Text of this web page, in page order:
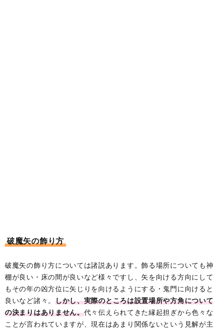
破魔矢の飾り方
破魔矢の飾り方については諸説あります。飾る場所についても神
棚が良い・床の間が良いなど様々ですし、矢を向ける方向にして
もその年の凶方位に矢じりを向けるようにする・鬼門に向けると
良いなど諸々。 しかし、実際のところは設置場所や方角について
の決まりはありません。代々伝えられてきた縁起担ぎから色々な
ことが言われていますが、現在はあまり関係ないという見解が主